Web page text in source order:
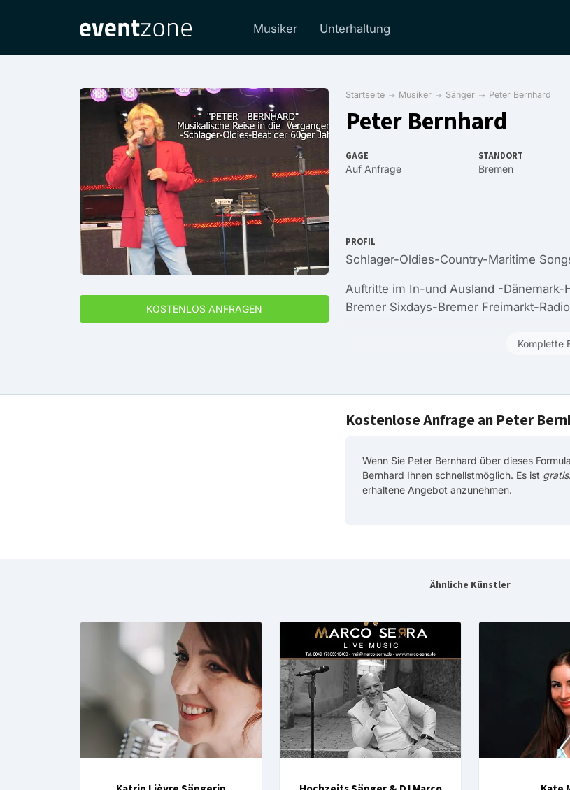
Musiker Unterhaltung
KOSTENLOS ANFRAGEN
Startseite Musiker Sänger Peter Bernhard
Peter Bernhard
GAGE
Auf Anfrage
STANDORT
Bremen
PROFIL
Schlager-Oldies-Country-Maritime
Auftritte im In-und Ausland -Dänemark-
Bremer Sixdays-Bremer Freimarkt-
Komplette
Kostenlose Anfrage an Peter
Wenn Sie Peter Bernhard über dieses
Bernhard Ihnen schnellstmöglich. Es ist gratis
erhaltene Angebot anzunehmen.
Ähnliche Künstler